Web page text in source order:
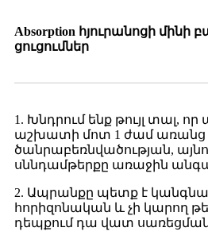
Absorption հյուրանոցի
ցուցումներ
1. Խնդրում ենք թույլ տալ,
աշխատի մոտ 1 ժամ առանց
ծանրաբեռնվածության,
սննդամթերքը առաջին
2. Ապրանքը պետք է
հորիզոնական և չի կարող
դեպքում դա վատ